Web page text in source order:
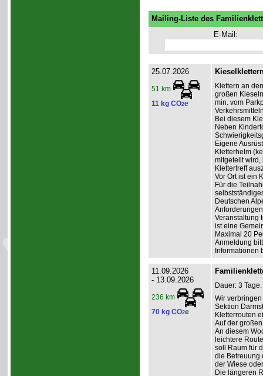
Mailing-Liste des
E-Mail:
25.07.2026
51 km
11 kg CO2e
Klettern an
großen
min. vom
Bei diesem
Neben
Eigene
Kletterhelm
mitgeteilt wird,
Klettertreff
Vor Ort ist ein
Für die
Deutschen
Veranstaltung
ist eine
Maximal 20
Anmeldung
Informationen
11.09.2026
- 13.09.2026
236 km
70 kg CO2e
Dauer: 3 Tage.
Wir
Sektion
Kletterrouten
Auf der
An diesem
leichtere
soll Raum für
die Betreuung
der Wiese
Die längeren